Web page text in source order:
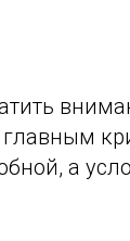
главным
а